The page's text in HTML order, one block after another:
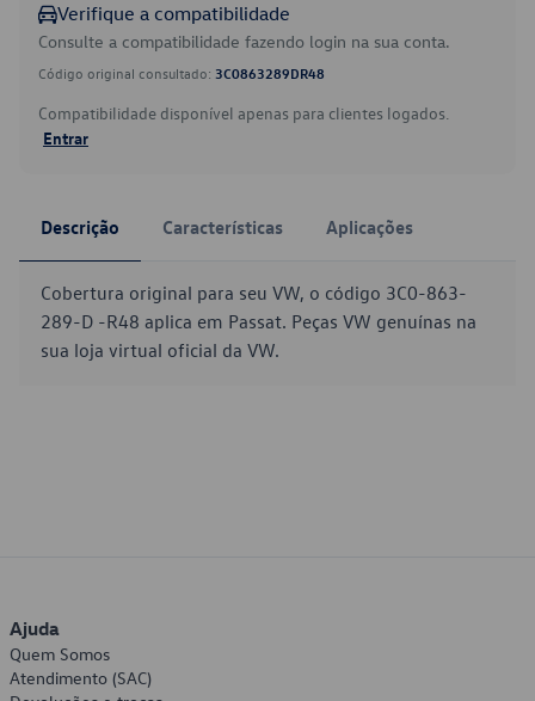
Verifique a compatibilidade
Consulte a compatibilidade fazendo login na sua conta.
Código original consultado: 3C0863289DR48
Compatibilidade disponível apenas para clientes logados.
Entrar
Descrição Características Aplicações
Cobertura original para seu VW, o código 3C0-863-
289-D -R48 aplica em Passat. Peças VW genuínas na
sua loja virtual oficial da VW.
Ajuda
Quem Somos
Atendimento (SAC)